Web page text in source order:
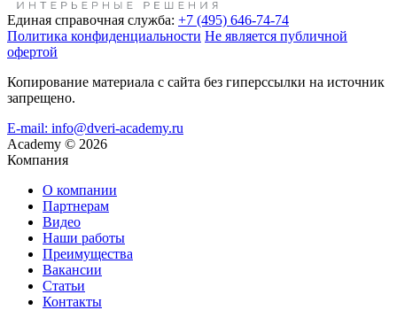
Единая справочная служба: +7 (495) 646-74-74
Политика конфиденциальности Не является публичной
офертой
Копирование материала с сайта без гиперссылки на источник
запрещено.
E-mail: info@dveri-academy.ru
Academy © 2026
Компания
О компании
Партнерам
Видео
Наши работы
Преимущества
Вакансии
Статьи
Контакты